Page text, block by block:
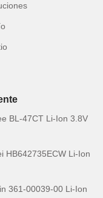
BL-47CT Li-Ion 3.8V
HB642735ECW Li-Ion
361-00039-00 Li-Ion